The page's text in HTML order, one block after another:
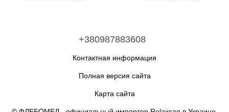
+380987883608
Контактная информация
Полная версия сайта
Карта сайта